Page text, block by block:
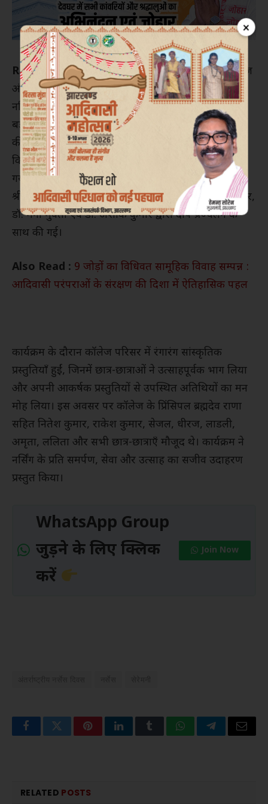
×
Ranchi :ईस्टर्न कॉलेज ऑफ़ नर्सिंग एंड हेल्थ स्टडीज में आज
अंतर्राष्ट्रीय नर्सेस दिवस के अवसर पर लैम्प लाइटिंग सेरेमनी,
नर्सिंग दिवस तथा GNM 2024 (तीसरे बैच) की फ्रेशर्स पार्टी
बड़े ही धूमधाम से मनाई गई। इस अवसर पर आधुनिक नर्सिंग
की जननी फ्लोरेंस नाइटेंगल के योगदान को श्रद्धापूर्वक याद
किया गया तथा उनका जन्मदिन भी हर्षोल्लास के साथ मनाया
गया। कार्यक्रम की शुरुआत नर्सिंग काउंसिल की रजिस्ट्रार
श्रीमती प्रतिमा लकड़ा, ईस्टर्न कॉलेज के निर्देशक निशांत कुमार,
डॉ. मनी मुक्ता एवं डॉ. अशोक कुमार द्वारा दीप प्रज्वलन के
साथ की गई।
Also Read : 9 जोड़ों का विधिवत सामूहिक विवाह सम्पन्न :
आदिवासी परंपराओं के संरक्षण की दिशा में ऐतिहासिक पहल
कार्यक्रम के दौरान कॉलेज परिसर में रंगारंग सांस्कृतिक
प्रस्तुतियाँ हुईं, जिनमें छात्र-छात्राओं ने उत्साहपूर्वक भाग लिया
और अपनी आकर्षक प्रस्तुतियों से उपस्थित अतिथियों का मन
मोह लिया। इस अवसर पर कॉलेज के प्रिंसिपल ब्रह्मदेव राणा
सहित नितेश कुमार, राकेश कुमार, सेजल, धीरज, लाडली,
अमृता, ललिता और सभी छात्र-छात्राएँ मौजूद थे। कार्यक्रम ने
नर्सिंग के प्रति समर्पण, सेवा और उत्साह का सजीव उदाहरण
प्रस्तुत किया।
WhatsApp Group
जुड़ने के लिए क्लिक
करें
Join Now
FacebookTwitterPinterestLinkedInTumblrWhatsAppTelegramEmail
RELATED POSTS